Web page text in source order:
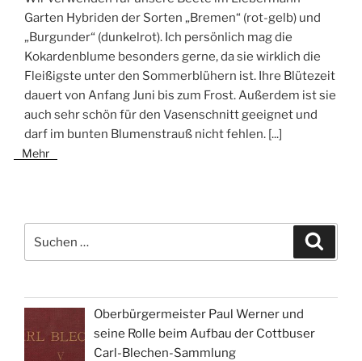
Garten Hybriden der Sorten „Bremen“ (rot-gelb) und
„Burgunder“ (dunkelrot). Ich persönlich mag die
Kokardenblume besonders gerne, da sie wirklich die
Fleißigste unter den Sommerblühern ist. Ihre Blütezeit
dauert von Anfang Juni bis zum Frost. Außerdem ist sie
auch sehr schön für den Vasenschnitt geeignet und
darf im bunten Blumenstrauß nicht fehlen. [...]
Mehr
nach:
Oberbürgermeister Paul Werner und
seine Rolle beim Aufbau der Cottbuser
Carl-Blechen-Sammlung